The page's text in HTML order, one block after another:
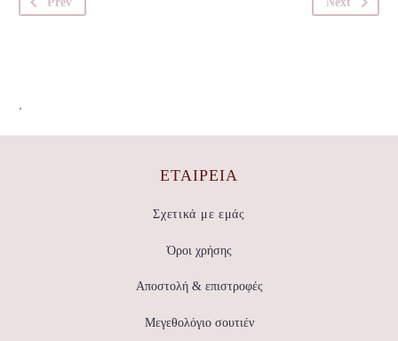
.
ΕΤΑΙΡΕΊΑ
Σχετικά με εμάς
Όροι χρήσης
Αποστολή & επιστροφές
Μεγεθολόγιο σουτιέν